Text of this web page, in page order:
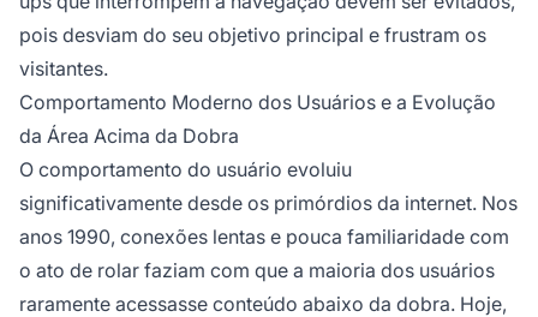
pois desviam do seu objetivo principal e frustram os
visitantes.
Comportamento Moderno dos Usuários e a Evolução
da Área Acima da Dobra
O comportamento do usuário evoluiu
significativamente desde os primórdios da internet. Nos
anos 1990, conexões lentas e pouca familiaridade com
o ato de rolar faziam com que a maioria dos usuários
raramente acessasse conteúdo abaixo da dobra. Hoje,